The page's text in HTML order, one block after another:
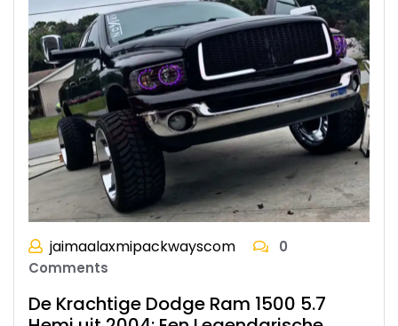
jaimaalaxmipackwayscom
0
Comments
De Krachtige Dodge Ram 1500 5.7